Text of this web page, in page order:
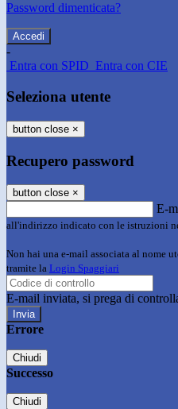
Password dimenticata?
-
Entra con SPID Entra con CIE
Seleziona utente
button close ×
Recupero password
button close ×
E-
all'indirizzo indicato con le istruzioni
Non hai una e-mail associata al nome
tramite la Login Spaggiari
E-mail inviata, si prega di
Errore
Chiudi
Successo
Chiudi